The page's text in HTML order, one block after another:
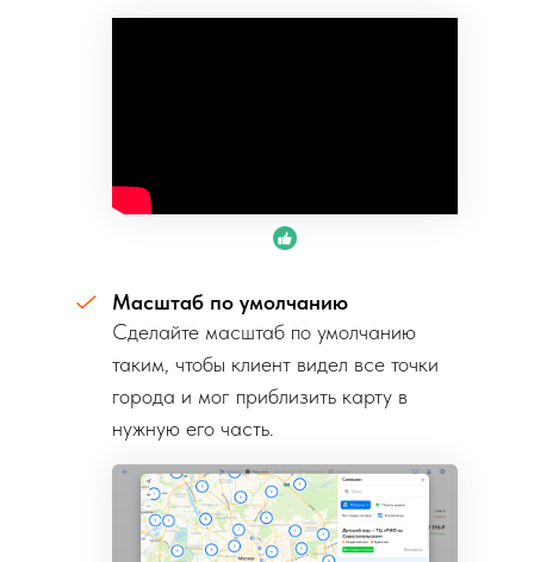
Масштаб по умолчанию
Сделайте масштаб по умолчанию
таким, чтобы клиент видел все точки
города и мог приблизить карту в
нужную его часть.